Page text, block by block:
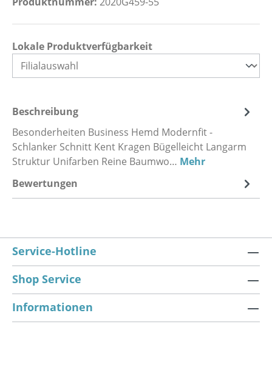
Lokale Produktverfügbarkeit
Beschreibung
Besonderheiten Business Hemd Modernfit -
Schlanker Schnitt Kent Kragen Bügelleicht Langarm
Struktur Unifarben Reine Baumwo… Mehr
Bewertungen
Service-Hotline
Shop Service
Informationen